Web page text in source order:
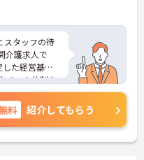
スタッフの待
介護求人で
た経営基盤
チーム体制を
価面談など、
が整ってい
固定）を採用
で完結するた
煩雑な事務作
料 紹介してもらう